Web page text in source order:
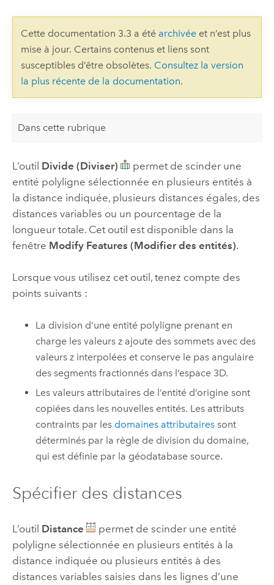
Cette documentation 3.3 a été archivéeet n’est plus
mise à jour. Certains contenus et liens sont
susceptibles d’être obsolètes. Consultez la version
la plus récente de la documentation.
Dans cette rubrique
L’outil Divide (Diviser)
permet de scinder une
entité polyligne sélectionnée en plusieurs entités à
la distance indiquée, plusieurs distances égales, des
distances variables ou un pourcentage de la
longueur totale. Cet outil est disponible dans la
fenêtre Modify Features (Modifier des entités).
Lorsque vous utilisez cet outil, tenez compte des
points suivants :
La division d’une entité polyligne prenant en
charge les valeurs z ajoute des sommets avec des
valeurs z interpolées et conserve le pas angulaire
des segments fractionnés dans l’espace 3D.
Les valeurs attributaires de l’entité d’origine sont
copiées dans les nouvelles entités. Les attributs
contraints par les domaines attributaires sont
déterminés par la règle de division du domaine,
qui est définie par la géodatabase source.
Spécifier des distances
L’outil Distance
permet de scinder une entité
polyligne sélectionnée en plusieurs entités à la
distance indiquée ou plusieurs entités à des
distances variables saisies dans les lignes d’une